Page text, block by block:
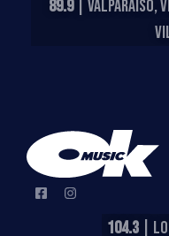
89.9| VALPARAÍSO,
104.3 |